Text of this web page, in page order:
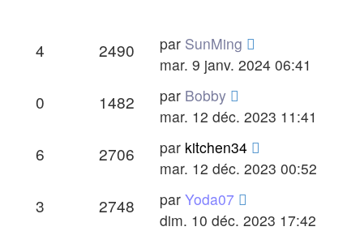
4Réponses2490 VuesDernier
message
par SunMing
mar. 9 janv. 2024 06:41
0Réponses1482 VuesDernier
message
par Bobby
mar. 12 déc. 2023 11:41
6Réponses2706 VuesDernier
message
par kitchen34
mar. 12 déc. 2023 00:52
3Réponses2748 VuesDernier
message
par Yoda07
dim. 10 déc. 2023 17:42